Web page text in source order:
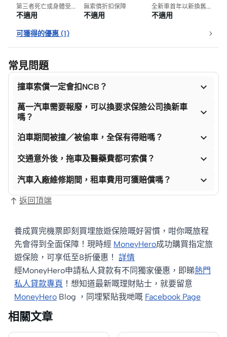
第三者死亡或身體受損
不適用
無索償折扣保障
不適用
全新車首年以新換舊保障
不適用
可獲得的優惠 (1)
常見問題
撞車索償一定會扣NCB？ 
萬一汽車需要報廢，可以換要求保險公司換新車
嗎？

泊車期間被撞／被偷車，全保有得賠嗎？ 
交通意外後，拖車及醫藥費都可索償？ 
汽車入廠維修期間，租車費用可獲賠償嗎？ 
返回頂端
養成買完機票即刻買埋旅遊保險嘅好習慣，咁你嘅旅程
先會得到全面保障！現時經 MoneyHero成功購買指定旅
遊保險，可享低至8折優惠！ 詳情
經MoneyHero申請私人貸款有不同獨家優惠，即睇熱門
私人貸款專頁 ！想知道最新嘅理財貼士，就要留意
MoneyHero Blog ，同埋緊貼我哋嘅 Facebook Page
相關文章